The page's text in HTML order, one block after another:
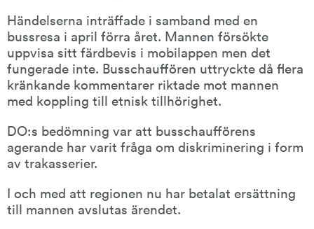
Händelserna inträffade i samband med en
bussresa i april förra året. Mannen försökte
uppvisa sitt färdbevis i mobilappen men det
fungerade inte. Busschauffören uttryckte då flera
kränkande kommentarer riktade mot mannen
med koppling till etnisk tillhörighet.
DO:s bedömning var att busschaufförens
agerande har varit fråga om diskriminering i form
av trakasserier.
I och med att regionen nu har betalat ersättning
till mannen avslutas ärendet.